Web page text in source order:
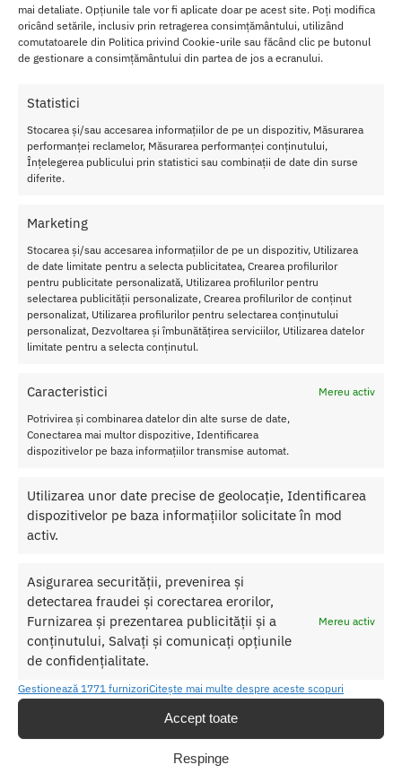
mai detaliate. Opțiunile tale vor fi aplicate doar pe acest site. Poți modifica
oricând setările, inclusiv prin retragerea consimțământului, utilizând
comutatoarele din Politica privind Cookie-urile sau făcând clic pe butonul
de gestionare a consimțământului din partea de jos a ecranului.
Statistici
Stocarea și/sau accesarea informațiilor de pe un dispozitiv, Măsurarea
performanței reclamelor, Măsurarea performanței conținutului,
Înțelegerea publicului prin statistici sau combinații de date din surse
diferite.
Marketing
Stocarea și/sau accesarea informațiilor de pe un dispozitiv, Utilizarea
de date limitate pentru a selecta publicitatea, Crearea profilurilor
pentru publicitate personalizată, Utilizarea profilurilor pentru
selectarea publicității personalizate, Crearea profilurilor de conținut
personalizat, Utilizarea profilurilor pentru selectarea conținutului
personalizat, Dezvoltarea și îmbunătățirea serviciilor, Utilizarea datelor
limitate pentru a selecta conținutul.
Caracteristici
Mereu activ
Potrivirea și combinarea datelor din alte surse de date,
Conectarea mai multor dispozitive, Identificarea
dispozitivelor pe baza informațiilor transmise automat.
Utilizarea unor date precise de geolocație, Identificarea
dispozitivelor pe baza informațiilor solicitate în mod
activ.
Asigurarea securității, prevenirea și
detectarea fraudei și corectarea erorilor,
Furnizarea și prezentarea publicității și a
conținutului, Salvați și comunicați opțiunile
de confidențialitate.
Mereu activ
Gestionează 1771 furnizoriCitește mai multe despre aceste scopuri
Accept toate
Respinge
mai elastica, iarsanii devin mai voluminosisi mai fermi.
Majoritatea femeilor vor sa arate tinere cat mai mult timp posibil,
Exista mai multe optiuni pentru aceasta, cum ar fi chirurgia
estetica, dar acestea sunt proceduri invazive si foarte costisitoare.
Ingredientele acestui gel
Busty Booster actioneaza, de asemenea, in mod natural.
Acestea strang stratul epidermic superior al pielii, pielea care
acopera sanii,asigurand fermitate si elasticitate.
Mod de utilizare
Aplicati gelul de 2 ori pe zi, de preferat dupa dus pentru ca atunci
Masati usor sanii, dar si pielea din jurul acestora (puteti incepe in
zona sanilor si sa masati pana la umeri).
Cantitate : 100 ml
Sex: Pentru Femei
Ingrediente
niacinamide, etihexil glicerina, schizofilan, benzil benzoat,
linalol, farnesol, benzil salicilat, CI 17200, CI 42051,
aminometil propanol
Testat dermatologic!
Precautii
*Testati sensibilitatea pielii inainte de utilizare, aplicand o cantitate
mica pe antebrat.
*A se pastra intr-un loc racoros, uscat si intunecat.